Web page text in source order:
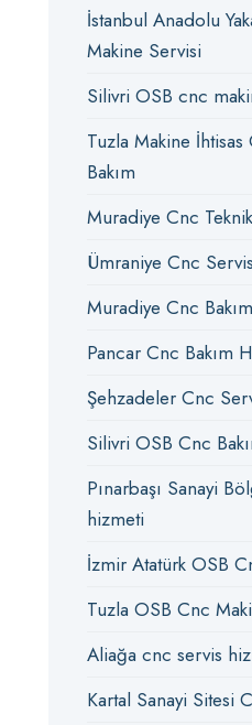
İstanbul Anadolu
Makine Servisi
Silivri OSB cnc
Tuzla Makine
Bakım
Muradiye Cnc
Ümraniye Cnc Servis
Muradiye Cnc
Pancar Cnc Bakım
Şehzadeler Cnc
Silivri OSB Cnc
Pınarbaşı Sanayi
hizmeti
İzmir Atatürk OSB
Tuzla OSB Cnc
Aliağa cnc servis
Kartal Sanayi Sitesi